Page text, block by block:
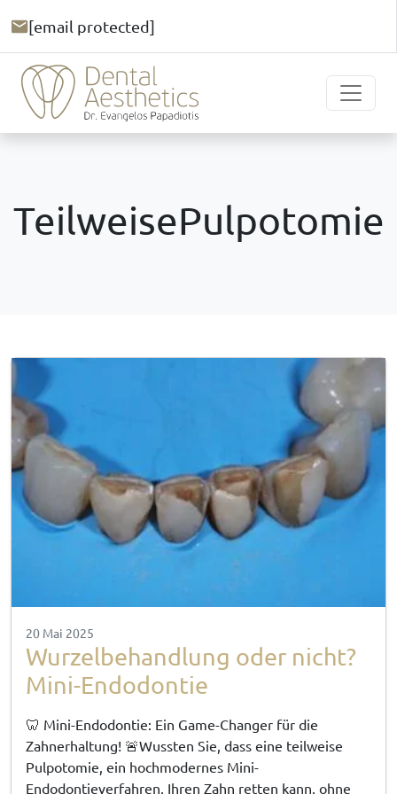
[email protected]
TeilweisePulpotomie
20 Mai 2025
Wurzelbehandlung oder nicht?
Mini-Endodontie
🦷 Mini-Endodontie: Ein Game-Changer für die
Zahnerhaltung! 🚨Wussten Sie, dass eine teilweise
Pulpotomie, ein hochmodernes Mini-
Endodontieverfahren, Ihren Zahn retten kann, ohne